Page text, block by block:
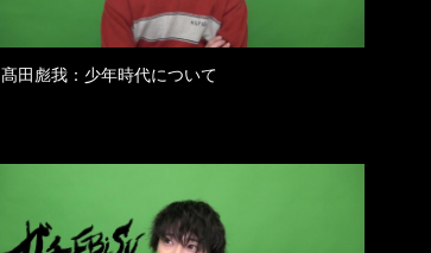
髙田彪我：少年時代について